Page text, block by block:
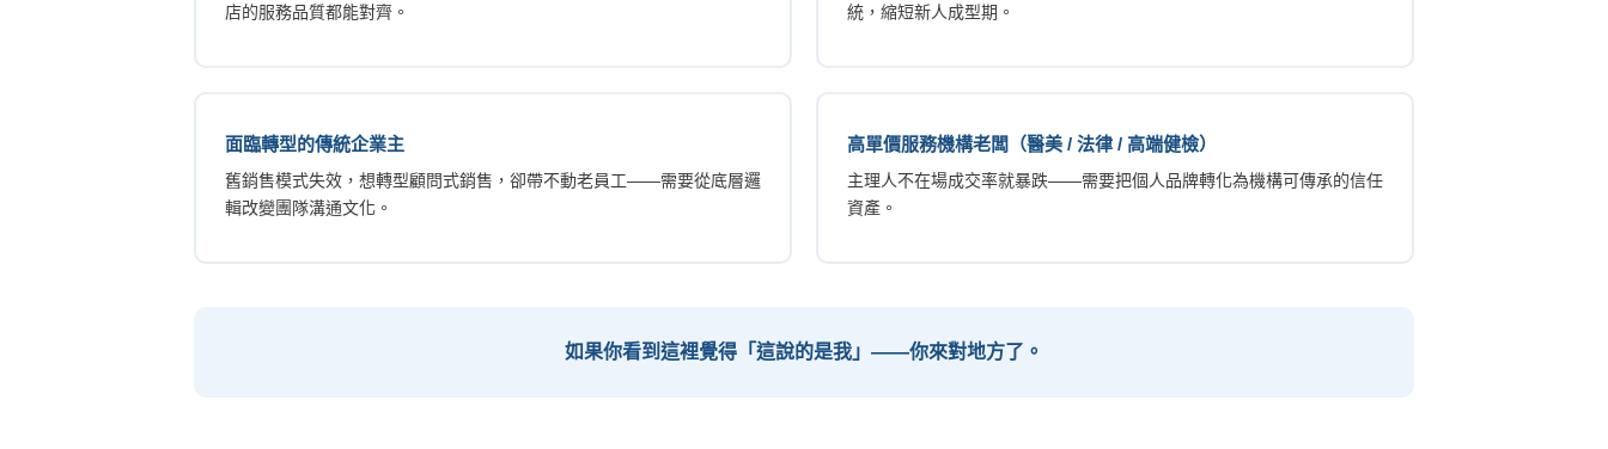
店的服務品質都能對齊。
統，縮短新人成型期。
面臨轉型的傳統企業主
舊銷售模式失效，想轉型顧問式銷售，卻帶不動老員工——需要從底層邏
輯改變團隊溝通文化。
高單價服務機構老闆（醫美 / 法律 / 高端健檢）
主理人不在場成交率就暴跌——需要把個人品牌轉化為機構可傳承的信任
資產。
如果你看到這裡覺得「這說的是我」——你來對地方了。